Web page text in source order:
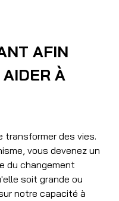
AFIN
AIDER À
transformer des vies.
vous devenez un
du changement
soit grande ou
notre capacité à